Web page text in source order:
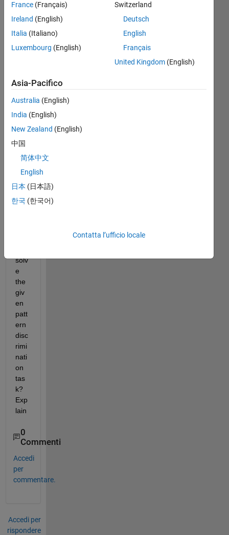
d a
p
for
this
stio
n:
Ca
ML
solv
e
the
giv
en
patt
ern
disc
rimi
nati
on
tas
k?
Exp
lain
0
Commenti
Accedi
per
commentare.
Accedi per
rispondere
France (Français)
Ireland (English)
Italia (Italiano)
Luxembourg (English)
Switzerland
Deutsch
English
Français
United Kingdom(English)
Asia-Pacifico
Australia (English)
India (English)
New Zealand (English)
中国
简体中文
English
日本 (日本語)
한국 (한국어)
Contatta l’ufficio locale